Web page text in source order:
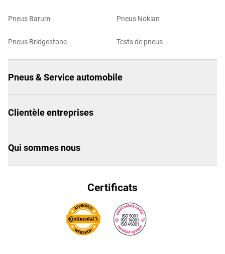
Pneus Barum
Pneus Bridgestone
Pneus Nokian
Tests de pneus
Pneus & Service automobile
Clientèle entreprises
Qui sommes nous
Certificats